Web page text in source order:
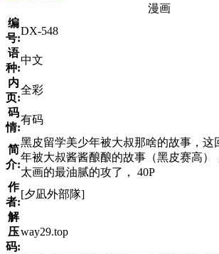
漫画
编
号:
DX-548
语
种:
中文
内
页:
全彩
码
情:
有码
简
介:
黑皮留学美少年被大叔那啥的故事，这
年被大叔酱酱酿酿的故事（黑皮赛高）
太画的最油腻的攻了， 40P
作
者:
[夕凪外部隊]
解
压
码:
way29.top